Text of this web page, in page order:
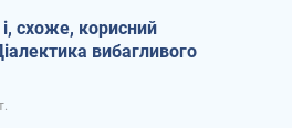
схоже, корисний
вибагливого